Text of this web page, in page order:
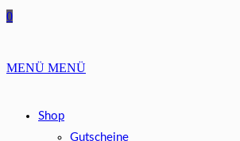
0
MENÜ MENÜ
Shop
Gutscheine